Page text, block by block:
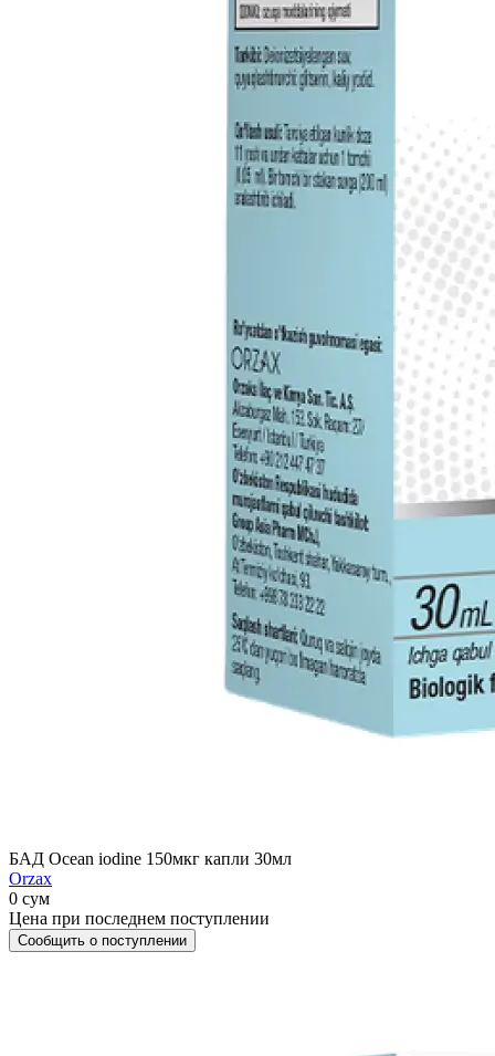
БАД Ocean iodine 150мкг капли 30мл
Orzax
0 сум
Цена при последнем поступлении
Сообщить о поступлении